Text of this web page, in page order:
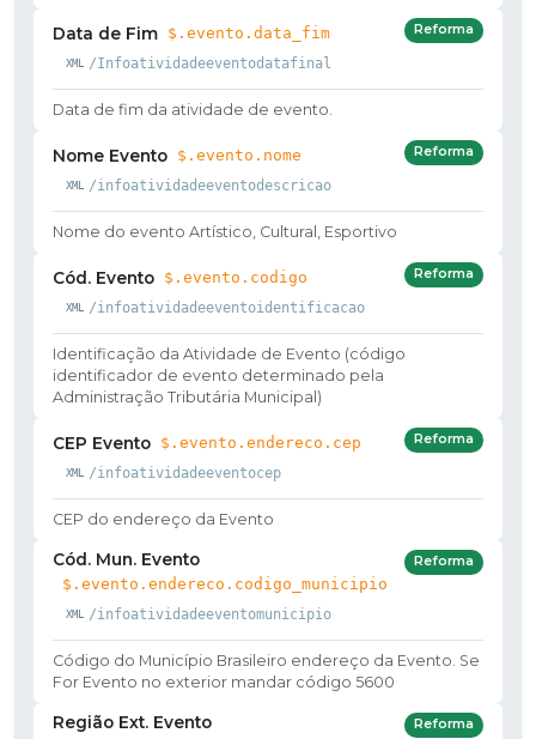
Data de Fim $.evento.data_fim
/Infoatividadeeventodatafinal
Reforma
Data de fim da atividade de evento.
Nome Evento $.evento.nome
/infoatividadeeventodescricao
Reforma
Nome do evento Artístico, Cultural, Esportivo
Cód. Evento $.evento.codigo
/infoatividadeeventoidentificacao
Reforma
Identificação da Atividade de Evento (código
identificador de evento determinado pela
Administração Tributária Municipal)
CEP Evento $.evento.endereco.cep
/infoatividadeeventocep
Reforma
CEP do endereço da Evento
Cód. Mun. Evento
$.evento.endereco.codigo_municipio
/infoatividadeeventomunicipio
Reforma
Código do Município Brasileiro endereço da Evento. Se
For Evento no exterior mandar código 5600
Região Ext. Evento Reforma